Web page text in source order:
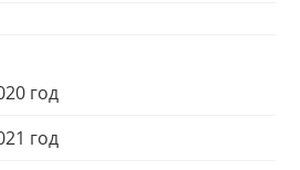
год
год